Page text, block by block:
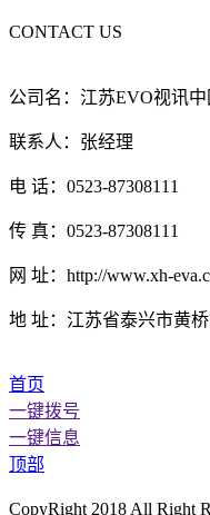
CONTACT US
公司名：江苏EVO视讯
联系人：张经理
电 话：0523-87308111
传 真：0523-87308111
网 址：http://www.xh-
地 址：江苏省泰兴市黄
首页
一键拨号
一键信息
顶部
CopyRight 2018 All Right